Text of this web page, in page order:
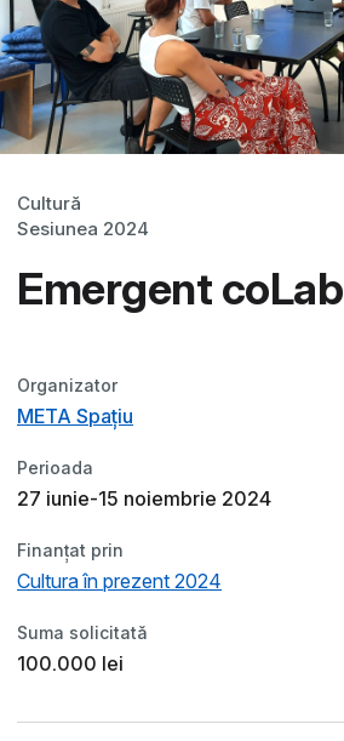
Cultură
Sesiunea 2024
Emergent coLab
Organizator
META Spațiu
Perioada
27 iunie-15 noiembrie 2024
Finanțat prin
Cultura în prezent 2024
Suma solicitată
100.000 lei